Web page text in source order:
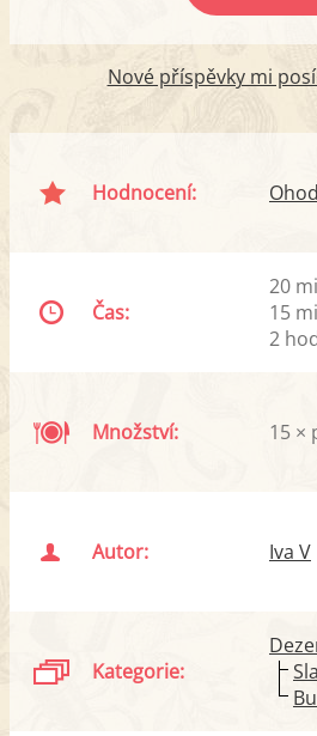
Nové příspěvky mi
Hodnocení:
Čas:
20
15
2
Množství: 15 ×
Autor: Iva V
Kategorie: